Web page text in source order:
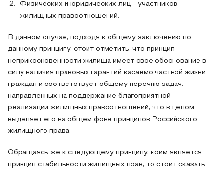
Физических и юридических лиц - участников
жилищных правоотношений.
В данном случае, подходя к общему заключению по
данному принципу, стоит отметить, что принцип
неприкосновенности жилища имеет свое обоснование в
силу наличия правовых гарантий касаемо частной жизни
граждан и соответствует общему перечню задач,
направленных на поддержание благоприятной
реализации жилищных правоотношений, что в целом
выделяет его на общем фоне принципов Российского
жилищного права.
Обращаясь же к следующему принципу, коим является
принцип стабильности жилищных прав, то стоит сказать